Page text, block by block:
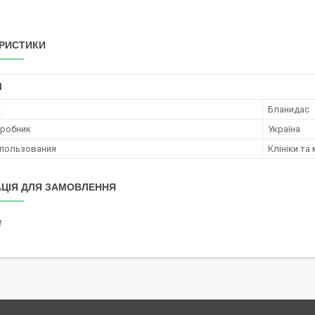
Бланидас
Україна
Клініки
ДЛЯ ЗАМОВЛЕННЯ